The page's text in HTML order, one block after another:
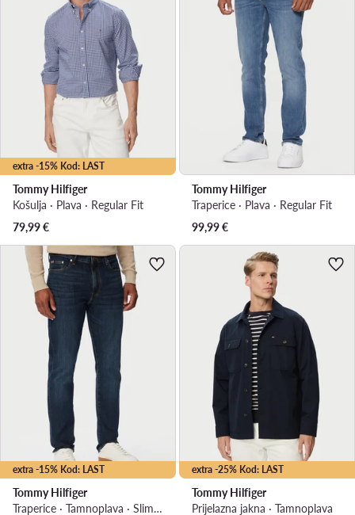
extra -15% Kod: LAST
Tommy Hilfiger
Košulja · Plava · Regular Fit
79,99€
Tommy Hilfiger
Traperice · Plava · Regular Fit
99,99€
extra -15% Kod: LAST
Tommy Hilfiger
Traperice · Tamnoplava · Slim Fit
extra -25% Kod: LAST
Tommy Hilfiger
Prijelazna jakna · Tamnoplava